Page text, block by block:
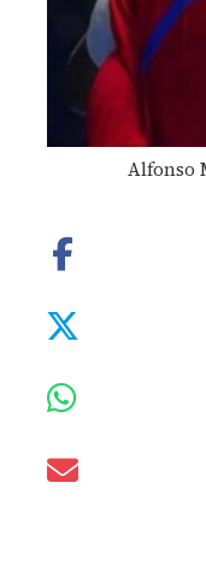
Alfonso